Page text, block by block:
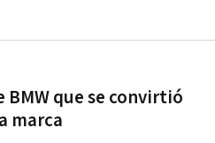
BMW que se convirtió
marca